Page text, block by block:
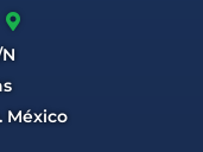
México